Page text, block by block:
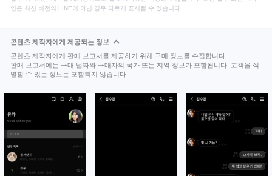
인은 최신 버전의 LINE이 아닌 경우 다르게 표시될 수 있습니다.
콘텐츠 제작자에게 제공되는 정보
콘텐츠 제작자에게 판매 보고서를 제공하기 위해 구매 정보를 수집합니다.
판매 보고서에는 구매 날짜와 구매자의 국가 또는 지역 정보가 포함됩니다. 고객을 식
별할 수 있는 정보는 포함되지 않습니다.